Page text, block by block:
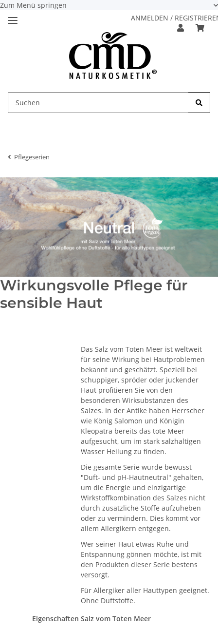
Zum Menü springen
ANMELDEN /
Pflegeserien
Wirkungsvolle Pflege für
sensible Haut
Das Salz vom Toten Meer ist weltweit
für seine Wirkung bei Hautproblemen
bekannt und geschätzt. Speziell bei
schuppiger, spröder oder juckender
Haut profitieren Sie von den
besonderen Wirksubstanzen des
Salzes. In der Antike haben Herrscher
wie König Salomon und Königin
Kleopatra bereits das tote Meer
aufgesucht, um im stark salzhaltigen
Wasser Heilung zu finden.
Die gesamte Serie wurde bewusst
"Duft- und pH-Hautneutral" gehalten,
um die Energie und einzigartige
Wirkstoffkombination des Salzes nicht
durch zusätzliche Stoffe aufzuheben
oder zu vermindern. Dies kommt vor
allem Allergikern entgegen.
Wer seiner Haut etwas Ruhe und
Entspannung gönnen möchte, ist mit
den Produkten dieser Serie bestens
versorgt.
Für Allergiker aller Hauttypen geeignet.
Ohne Duftstoffe.
Eigenschaften Salz vom Toten Meer